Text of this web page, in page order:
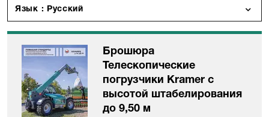
Язык : Русский
Брошюра
Телескопические
погрузчики Kramer с
высотой штабелирования
до 9,50 м